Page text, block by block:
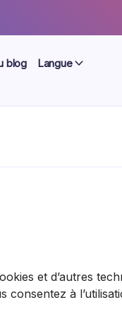
blog Langue
et d’autres
à